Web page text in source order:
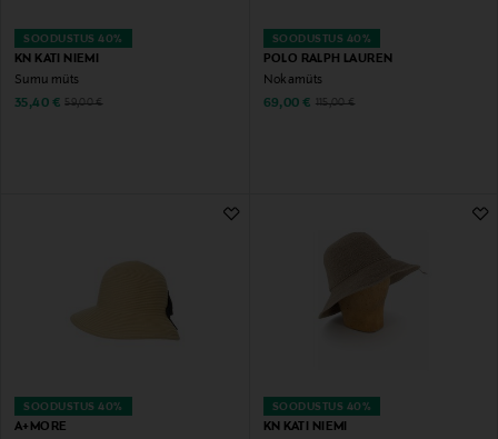
SOODUSTUS 40%
KN KATI NIEMI
Sumu müts
Discounted Price
35,40 € Original Price
59,00 €
SOODUSTUS 40%
POLO RALPH LAUREN
Nokamüts
Discounted Price
69,00 € Original Price
115,00 €
SOODUSTUS 40%
A+MORE
SOODUSTUS 40%
KN KATI NIEMI